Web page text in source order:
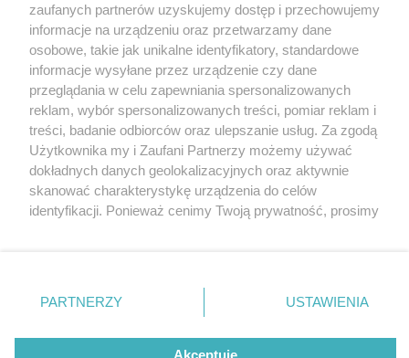
3 / 0
Nie zapomnij
zapoznać się z:
polityką prywatności regulamin korzystania z portali
Twojemiasto
Piekary Śląskie
Chorzów
Tarnowskie Góry
Gliwice
Skontakuj sięz nami
Kontakt
Wydawca
Redakcja
zaufanych partnerów uzyskujemy dostęp i przechowujemy
informacje na urządzeniu oraz przetwarzamy dane
osobowe, takie jak unikalne identyfikatory, standardowe
informacje wysyłane przez urządzenie czy dane
przeglądania w celu zapewniania spersonalizowanych
reklam, wybór spersonalizowanych treści, pomiar reklam i
treści, badanie odbiorców oraz ulepszanie usług. Za zgodą
Użytkownika my i Zaufani Partnerzy możemy używać
dokładnych danych geolokalizacyjnych oraz aktywnie
skanować charakterystykę urządzenia do celów
identyfikacji. Ponieważ cenimy Twoją prywatność, prosimy
prywatności znajdujący się w lewym dolnym rogu strony
. Niektóre rodzaje przetwarzania danych nie wymagają
zgody użytkownika, ale masz prawo sprzeciwić się
takiemu przetwarzaniu. Preferencje będą miały
PARTNERZY USTAWIENIA
Akceptuję